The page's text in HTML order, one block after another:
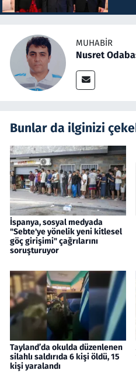
MUHABIR
Nusret
Bunlar da ilginizi
İspanya, sosyal medyada
"Sebte'ye yönelik yeni kitlesel
göç girişimi" çağrılarını
soruşturuyor
Tayland’da okulda düzenlenen
silahlı saldırıda 6 kişi öldü, 15
kişi yaralandı